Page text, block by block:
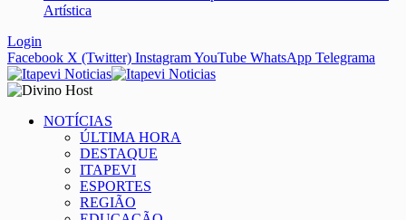
Artística
Login
Facebook X (Twitter) InstagramYouTube WhatsApp Telegrama
NOTÍCIAS
ÚLTIMA HORA
DESTAQUE
ITAPEVI
ESPORTES
REGIÃO